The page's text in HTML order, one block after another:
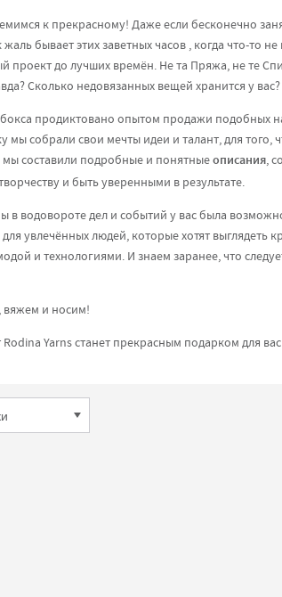
к прекрасному! Даже если бесконечно
бывает этих заветных часов , когда что-то
проект до лучших времён. Не та Пряжа, не те
Сколько недовязанных вещей хранится у вас?
продиктовано опытом продажи подобных
мы собрали свои мечты идеи и талант, для
составили подробные и понятныеописания,
и быть уверенными в результате.
в водовороте дел и событий у вас была
увлечённых людей, которые хотят
и технологиями. И знаем заранее, что
вяжем и носим!
Yarns станет прекрасным подарком для